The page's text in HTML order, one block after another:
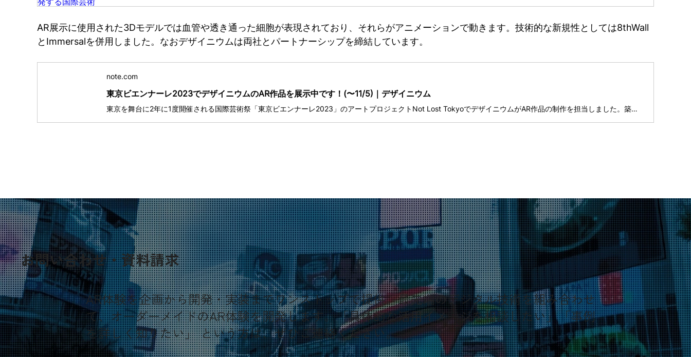
AR展示に使用された3Dモデルでは血管や透き通った細胞が表現されており、それらがアニメーションで動きます。技術的な新規性としては8thWall
とImmersalを併用しました。なおデザイニウムは両社とパートナーシップを締結しています。
note.com
東京ビエンナーレ2023でデザイニウムのAR作品を展示中です！(〜11/5)｜デザイニウム
東京を舞台に2年に1度開催される国際芸術祭「東京ビエンナーレ2023」のアートプロジェクトNot Lost TokyoでデザイニウムがAR作品の制作を担当しました。築地の中銀カプセルタワーの跡地で展示されています。 Not Lost Tokyo｜東京ビエンナーレ2023｜東京の地場に発する国際芸術祭 東京の地場に発する国際芸術祭 tokyobiennale.jp 会期は9月23日(土)〜11月5日(日)まで。日本橋･八重洲･京橋･銀座エリアには他にも様々な展示があります。作品は無料で見られるのでぜひ足を運んでください。 東京ビエンナーレ2023 秋会
お問い合わせ・資料請求
AR体験を企画から開発・実装までワンストップで提供。最先端のデジタル技術を組み合わせ
て、オーダーメイドのAR体験を開発します。「具体的な活用イメージを相談したい」「事例
を詳しく知りたい」 という方は、ぜひご連絡ください。